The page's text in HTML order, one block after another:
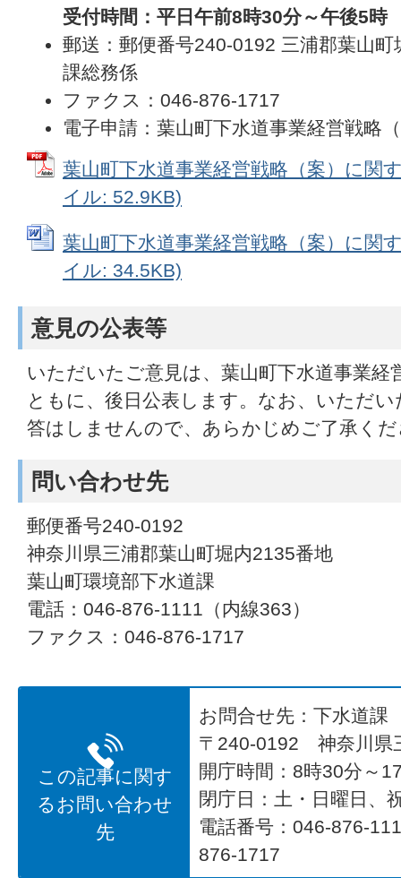
受付時間：平日午前8時30分～午後5時
郵送：郵便番号240-0192 三浦郡葉山
課総務係
ファクス：046-876-1717
電子申請：葉山町下水道事業経営戦略
葉山町下水道事業経営戦略（案）に関
イル: 52.9KB)
葉山町下水道事業経営戦略（案）に関
イル: 34.5KB)
意見の公表等
いただいたご意見は、葉山町下水道事業経
ともに、後日公表します。なお、いただ
答はしませんので、あらかじめご了承く
問い合わせ先
郵便番号240-0192
神奈川県三浦郡葉山町堀内2135番地
葉山町環境部下水道課
電話：046-876-1111（内線363）
ファクス：046-876-1717
この記事に関す
るお問い合わせ
先
お問合せ先：下水道課
〒240-0192 神奈川県
開庁時間：8時30分～
閉庁日：土・日曜日、
電話番号：046-876-
876-1717